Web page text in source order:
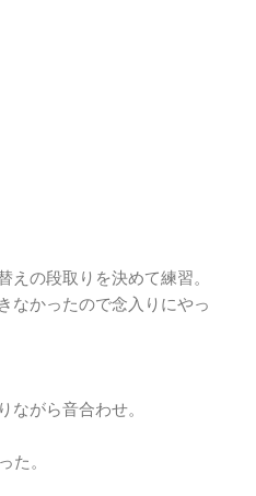
えの段取りを決めて練習。
なかったので念入りにやっ
ながら音合わせ。
た。